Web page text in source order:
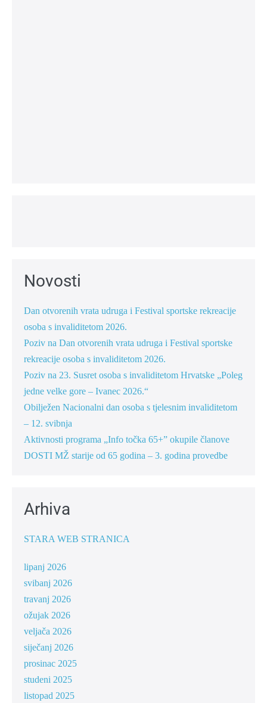
Novosti
Dan otvorenih vrata udruga i Festival sportske rekreacije
osoba s invaliditetom 2026.
Poziv na Dan otvorenih vrata udruga i Festival sportske
rekreacije osoba s invaliditetom 2026.
Poziv na 23. Susret osoba s invaliditetom Hrvatske „Poleg
jedne velke gore – Ivanec 2026.“
Obilježen Nacionalni dan osoba s tjelesnim invaliditetom
– 12. svibnja
Aktivnosti programa „Info točka 65+” okupile članove
DOSTI MŽ starije od 65 godina – 3. godina provedbe
Arhiva
STARA WEB STRANICA
lipanj 2026
svibanj 2026
travanj 2026
ožujak 2026
veljača 2026
siječanj 2026
prosinac 2025
studeni 2025
listopad 2025